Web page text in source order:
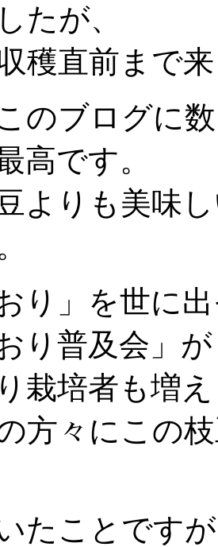
たが、
穫直前まで
のブログに
高です。
よりも美味
り」を世に
り普及会」が
栽培者も増
方々にこの
たことです